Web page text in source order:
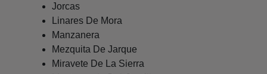
Jorcas
Linares De Mora
Manzanera
Mezquita De Jarque
Miravete De La Sierra